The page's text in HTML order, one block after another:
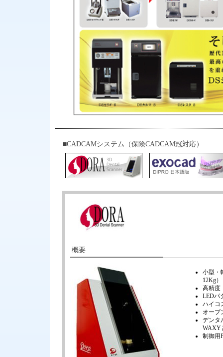
■CADCAMシステム（保険CADCAM冠対応）
概要
小型・
12Kg）
高精度
LEDパ
ハイコ
オープ
デンタ
WAXY
制御用